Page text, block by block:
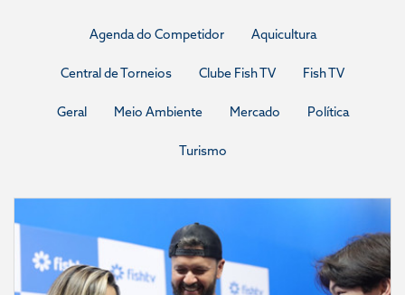
Agenda do Competidor Aquicultura
Central de Torneios Clube Fish TV Fish TV
Geral Meio Ambiente Mercado Política
Turismo